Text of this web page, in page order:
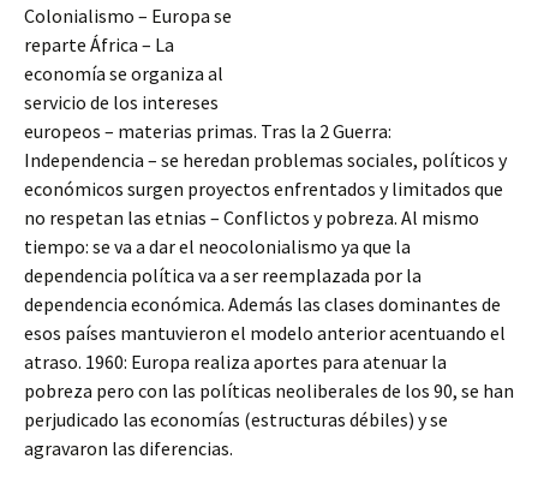
Colonialismo – Europa se
reparte África – La
economía se organiza al
servicio de los intereses
europeos – materias primas. Tras la 2 Guerra:
Independencia – se heredan problemas sociales, políticos y
económicos surgen proyectos enfrentados y limitados que
no respetan las etnias – Conflictos y pobreza. Al mismo
tiempo: se va a dar el neocolonialismo ya que la
dependencia política va a ser reemplazada por la
dependencia económica. Además las clases dominantes de
esos países mantuvieron el modelo anterior acentuando el
atraso. 1960: Europa realiza aportes para atenuar la
pobreza pero con las políticas neoliberales de los 90, se han
perjudicado las economías (estructuras débiles) y se
agravaron las diferencias.